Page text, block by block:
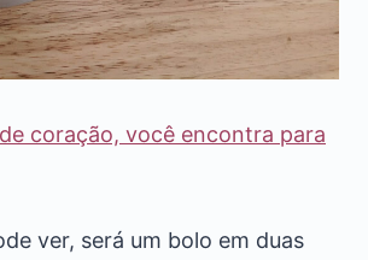
coração, você encontra para
ver, será um bolo em duas